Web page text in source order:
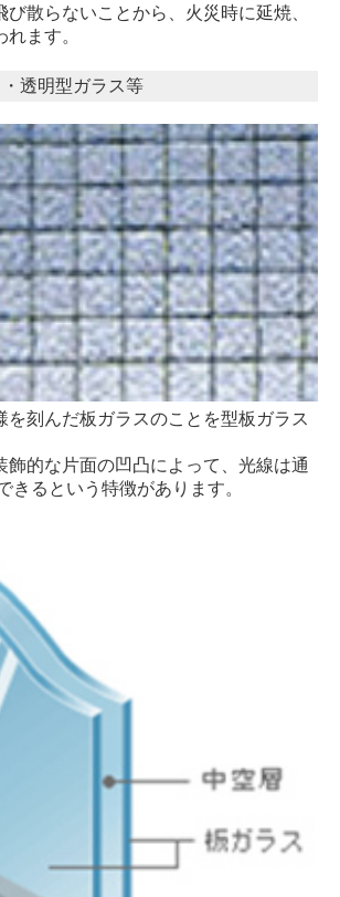
れ戸
事 エコ硝子
スペーシア）
サッシ
工法
ダイノック施工
ンダ手すり
び散らないことから、火災時に延焼、
ます。
透明型ガラス等
を刻んだ板ガラスのことを型板ガラス
飾的な片面の凹凸によって、光線は通
きるという特徴があります。